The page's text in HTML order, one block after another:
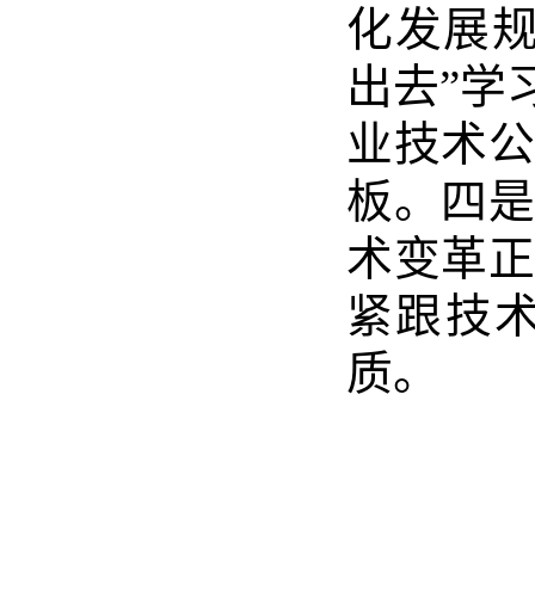
化发展
出去”学
业技术
板。
四是
术变革
紧跟技
质。